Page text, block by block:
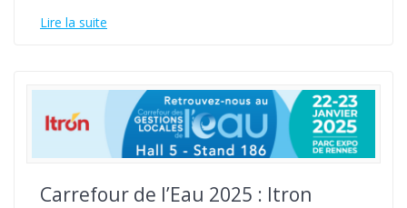
Lire la suite
Carrefour de l’Eau 2025 : Itron